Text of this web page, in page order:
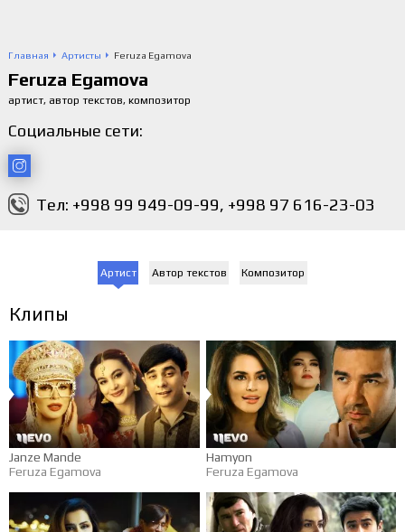
Главная Артисты Feruza Egamova
Feruza Egamova
артист, автор текстов, композитор
Социальные сети:
Тел: +998 99 949-09-99, +998 97 616-23-03
Артист Автор текстов Композитор
Клипы
Janze Mande
Feruza Egamova
Hamyon
Feruza Egamova